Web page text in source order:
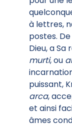
à lettres,
postes.
Dieu, a
murti, ou
puissant,
arca,
et ainsi
âmes